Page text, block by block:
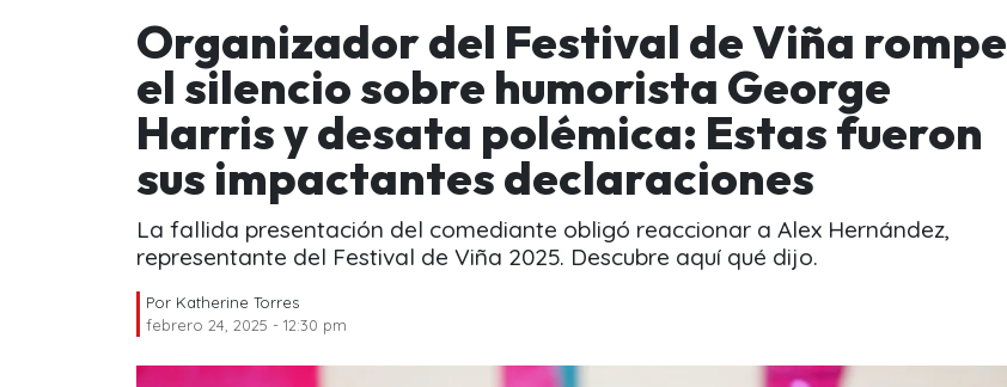
Organizador del Festival de Viña rompe
el silencio sobre humorista George
Harris y desata polémica: Estas fueron
sus impactantes declaraciones
La fallida presentación del comediante obligó reaccionar a Alex Hernández,
representante del Festival de Viña 2025. Descubre aquí qué dijo.
Por Katherine Torres
febrero 24, 2025 - 12:30 pm